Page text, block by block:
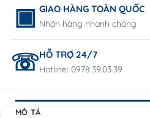
GIAO HÀNG TOÀN QUỐC
Nhận hàng nhanh chóng
HỖ TRỢ 24/7
Hotline: 0978.39.03.39
MÔ TẢ